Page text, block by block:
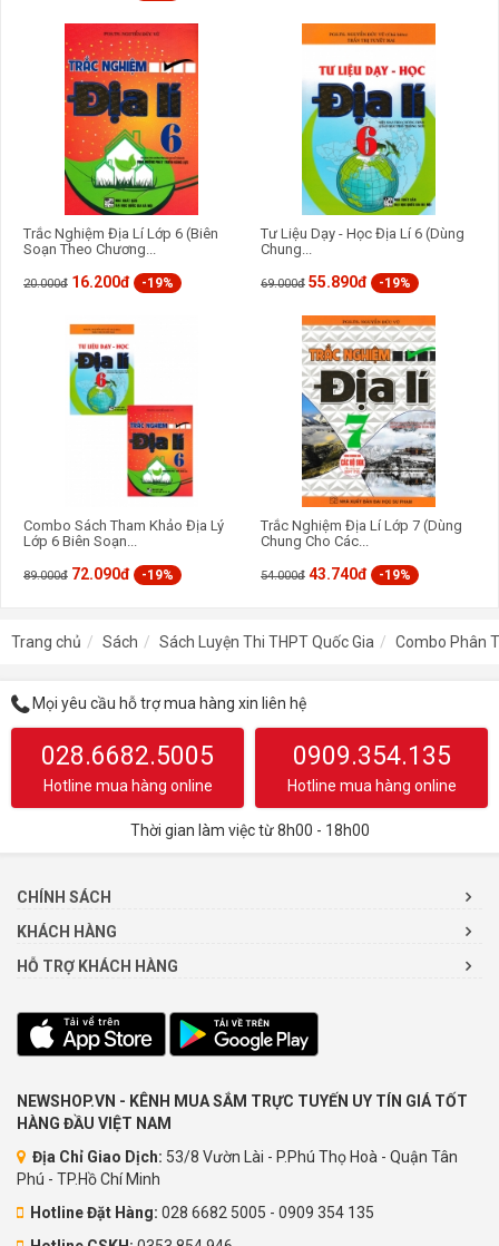
Trắc Nghiệm Địa Lí Lớp 6 (Biên
Soạn Theo Chương...
20.000đ 16.200đ -19%
Tư Liệu Dạy - Học Địa Lí 6 (Dùng
Chung...
69.000đ 55.890đ -19%
Combo Sách Tham Khảo Địa Lý
Lớp 6 Biên Soạn...
89.000đ 72.090đ -19%
Trắc Nghiệm Địa Lí Lớp 7 (Dùng
Chung Cho Các...
54.000đ 43.740đ -19%
Trang chủ Sách Sách Luyện Thi THPT Quốc Gia Combo Phân
Mọi yêu cầu hỗ trợ mua hàng xin liên hệ
028.6682.5005
Hotline mua hàng online
0909.354.135
Hotline mua hàng online
Thời gian làm việc từ 8h00 - 18h00
CHÍNH SÁCH
KHÁCH HÀNG
HỖ TRỢ KHÁCH HÀNG
NEWSHOP.VN - KÊNH MUA SẮM TRỰC TUYẾN UY TÍN GIÁ TỐT
HÀNG ĐẦU VIỆT NAM
Địa Chỉ Giao Dịch: 53/8 Vườn Lài - P.Phú Thọ Hoà - Quận Tân
Phú - TP.Hồ Chí Minh
Hotline Đặt Hàng: 028 6682 5005 - 0909 354 135